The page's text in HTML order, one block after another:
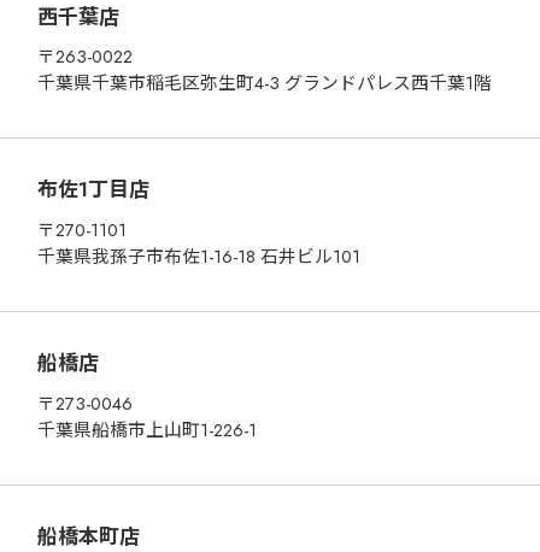
西千葉店
〒263-0022
千葉県千葉市稲毛区弥生町4-3 グランドパレス西千葉1階
布佐1丁目店
〒270-1101
千葉県我孫子市布佐1-16-18 石井ビル101
船橋店
〒273-0046
千葉県船橋市上山町1-226-1
船橋本町店